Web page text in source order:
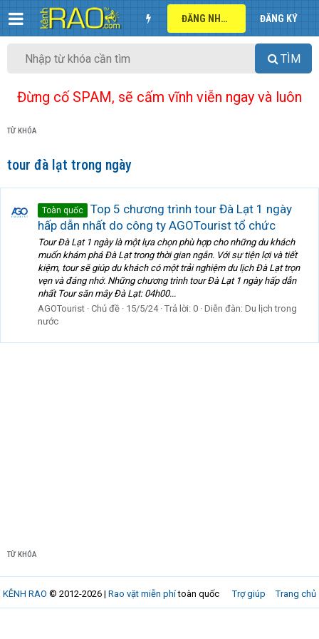
ĐĂNG NHẬP ĐĂNG KÝ
TÌM
Đừng cố SPAM, sẽ cấm vĩnh viễn ngay và luôn
TỪ KHÓA
tour đà lạt trong ngày
Toàn quốc
Top 5 chương trình tour Đà Lạt 1 ngày
hấp dẫn nhất do công ty AGOTourist tổ chức
Tour Đà Lạt 1 ngày là một lựa chọn phù hợp cho những du khách
muốn khám phá Đà Lạt trong thời gian ngắn. Với sự tiện lợi và tiết
kiệm, tour sẽ giúp du khách có một trải nghiệm du lịch Đà Lạt trọn
vẹn và đáng nhớ. Những chương trình tour Đà Lạt 1 ngày hấp dẫn
nhất Tour săn mây Đà Lạt: 04h00...
AGOTourist Chủ đề 15/5/24 Trả lời: 0 Diễn đàn: Du lịch trong
nước
TỪ KHÓA
Trợ giúp Trang chủ
KÊNH RAO © 2012-2026 | Rao vặt miễn phítoàn quốc